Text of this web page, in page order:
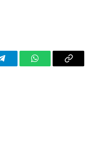
TelegramWhatsAppCopy